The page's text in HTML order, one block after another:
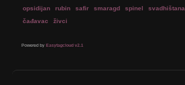
opsidijan
rubin safir smaragd spinel svadhištana
čađavac
živci
Powered by Easytagcloud v2.1